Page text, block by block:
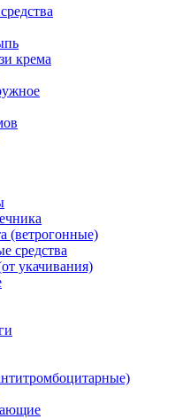
крема
(ветрогонные)
средства
укачивания)